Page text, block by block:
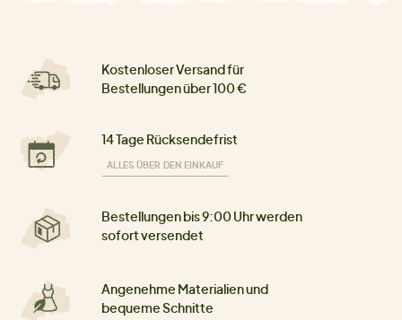
Kostenloser Versand für
Bestellungen über 100 €
14 Tage Rücksendefrist
ALLES ÜBER DEN EINKAUF
Bestellungen bis 9:00 Uhr werden
sofort versendet
Angenehme Materialien und
bequeme Schnitte